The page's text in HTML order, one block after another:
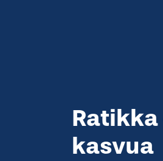
Ratikka
kasvua